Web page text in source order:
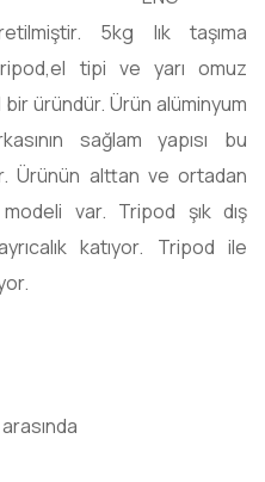
5kg lık taşıma
tipi ve yarı omuz
üründür. Ürün alüminyum
sağlam yapısı bu
Ürünün alttan ve ortadan
var. Tripod şık dış
katıyor. Tripod ile